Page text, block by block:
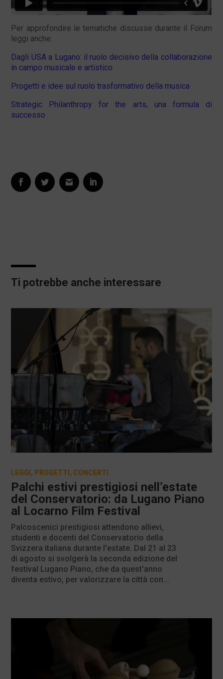
Per approfondire le tematiche discusse durante il Forum
leggi anche:
Dagli USA a Lugano: il ruolo decisivo della collaborazione
in campo musicale e artistico
Progetti e idee sul ruolo trasformativo della musica
Strategic Philanthropy for the arts, una formula di
successo
Ti potrebbe anche interessare
Palchi estivi prestigiosi nell’estate
del Conservatorio: da Lugano Piano
al Locarno Film Festival
LEGGI , PROGETTI , CONCERTI
Palcoscenici prestigiosi attendono allievi,
studenti e docenti del Conservatorio della
Svizzera italiana durante l'estate. Dal 21 al 23
di agosto si svolgerà la seconda edizione del
festival Lugano Piano, che da quest'anno
diventa estivo, per valorizzare la città con...